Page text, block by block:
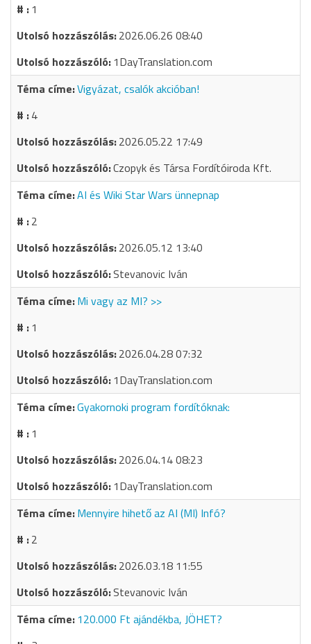
1
2026.06.26 08:40
1DayTranslation.com
Vigyázat, csalók akcióban!
4
2026.05.22 17:49
Czopyk és Társa Fordítóiroda Kft.
AI és Wiki Star Wars ünnepnap
2
2026.05.12 13:40
Stevanovic Iván
Mi vagy az MI? >>
1
2026.04.28 07:32
1DayTranslation.com
Gyakornoki program fordítóknak:
1
2026.04.14 08:23
1DayTranslation.com
Mennyire hihető az AI (MI) Infó?
2
2026.03.18 11:55
Stevanovic Iván
120.000 Ft ajándékba, JÖHET?